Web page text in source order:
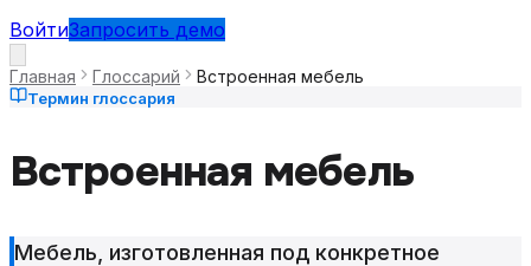
ВойтиЗапросить демо
Главная Глоссарий Встроенная мебель
Термин глоссария
Встроенная мебель
Мебель, изготовленная под конкретное